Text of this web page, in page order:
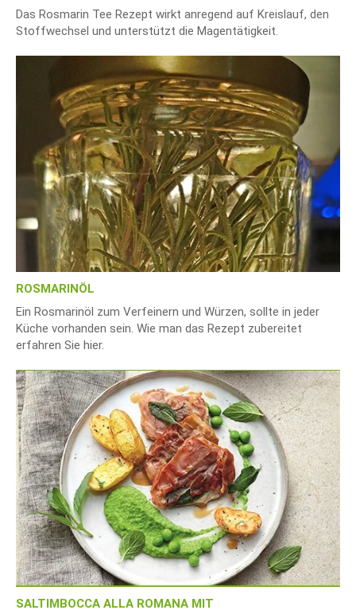
Das Rosmarin Tee Rezept wirkt anregend auf Kreislauf, den
Stoffwechsel und unterstützt die Magentätigkeit.
ROSMARINÖL
Ein Rosmarinöl zum Verfeinern und Würzen, sollte in jeder
Küche vorhanden sein. Wie man das Rezept zubereitet
erfahren Sie hier.
SALTIMBOCCA ALLA ROMANA MIT